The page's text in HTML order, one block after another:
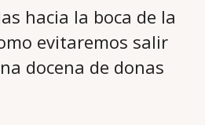
hacia la boca de la
evitaremos salir
docena de donas